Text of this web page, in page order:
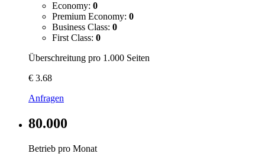
Economy: 0
Premium Economy: 0
Business Class: 0
First Class: 0
Überschreitung pro 1.000 Seiten
€ 3.68
Anfragen
80.000
Betrieb pro Monat